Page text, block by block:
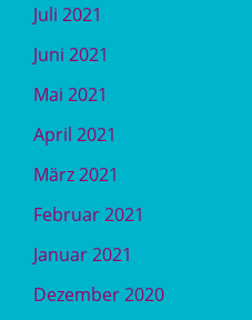
Juli 2021
Juni 2021
Mai 2021
April 2021
März 2021
Februar 2021
Januar 2021
Dezember 2020